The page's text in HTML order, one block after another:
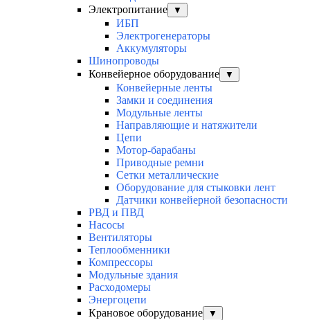
Электропитание
▼
ИБП
Электрогенераторы
Аккумуляторы
Шинопроводы
Конвейерное оборудование
▼
Конвейерные ленты
Замки и соединения
Модульные ленты
Направляющие и натяжители
Цепи
Мотор-барабаны
Приводные ремни
Сетки металлические
Оборудование для стыковки лент
Датчики конвейерной безопасности
РВД и ПВД
Насосы
Вентиляторы
Теплообменники
Компрессоры
Модульные здания
Расходомеры
Энергоцепи
Крановое оборудование
▼